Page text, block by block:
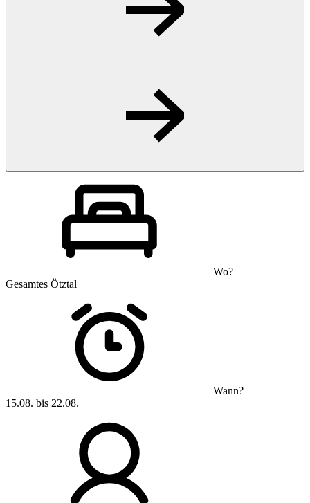
Wo?
Gesamtes Ötztal
Wann?
15.08. bis 22.08.